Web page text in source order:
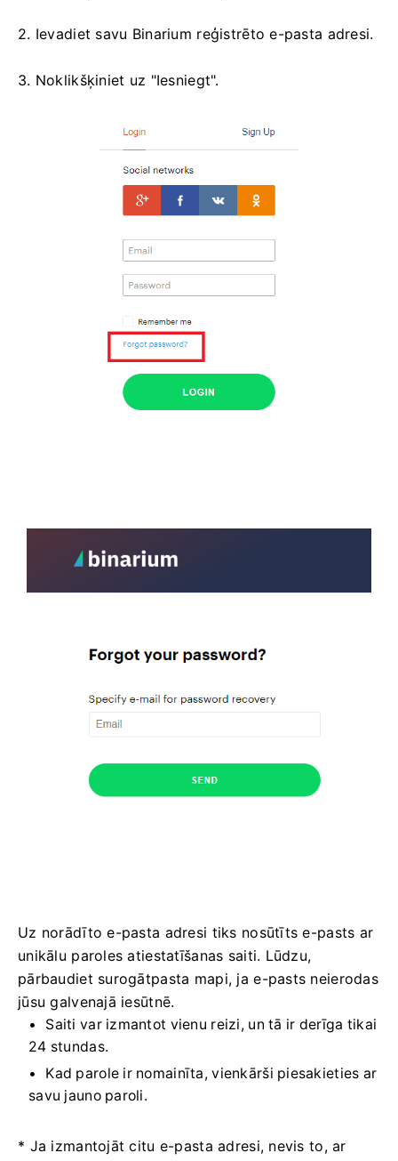
2. Ievadiet savu Binarium reģistrēto e-pasta adresi.
3. Noklikšķiniet uz "Iesniegt".
Uz norādīto e-pasta adresi tiks nosūtīts e-pasts ar
unikālu paroles atiestatīšanas saiti. Lūdzu,
pārbaudiet surogātpasta mapi, ja e-pasts neierodas
jūsu galvenajā iesūtnē.
Saiti var izmantot vienu reizi, un tā ir derīga tikai
24 stundas.
Kad parole ir nomainīta, vienkārši piesakieties ar
savu jauno paroli.
* Ja izmantojāt citu e-pasta adresi, nevis to, ar